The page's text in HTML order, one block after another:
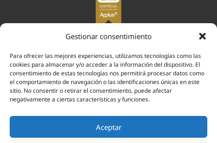
Gestionar consentimiento
Para ofrecer las mejores experiencias, utilizamos tecnologías como las
cookies para almacenar y/o acceder a la información del dispositivo. El
consentimiento de estas tecnologías nos permitirá procesar datos como
el comportamiento de navegación o las identificaciones únicas en este
sitio. No consentir o retirar el consentimiento, puede afectar
negativamente a ciertas características y funciones.
Aceptar